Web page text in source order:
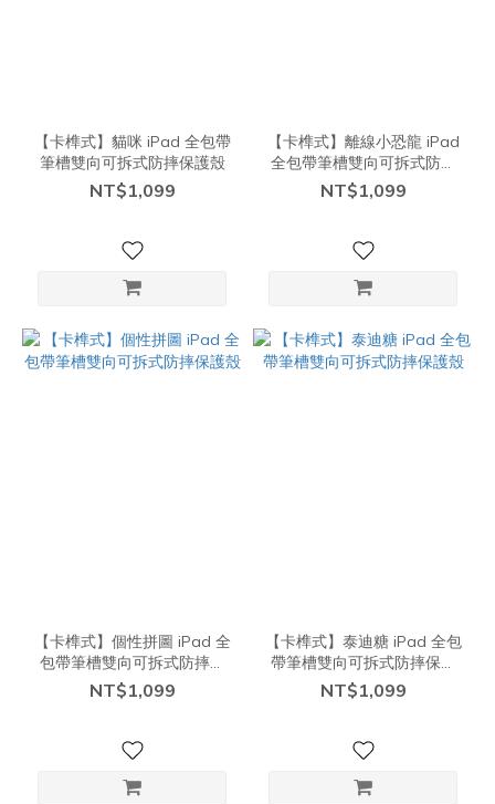
【卡榫式】貓咪 iPad 全包帶
筆槽雙向可拆式防摔保護殼
NT$1,099
【卡榫式】離線小恐龍 iPad
全包帶筆槽雙向可拆式防摔
保護殼
NT$1,099
【卡榫式】個性拼圖 iPad 全
包帶筆槽雙向可拆式防摔保
護殼
NT$1,099
【卡榫式】泰迪糖 iPad 全包
帶筆槽雙向可拆式防摔保護
殼
NT$1,099